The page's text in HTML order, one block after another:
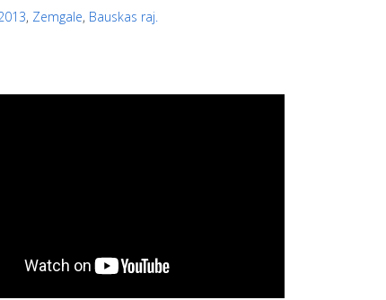
, Zemgale, Bauskas raj.